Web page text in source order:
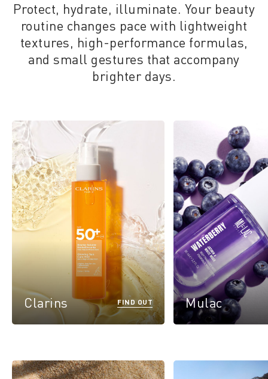
Protect, hydrate, illuminate. Your beauty
routine changes pace with lightweight
textures, high-performance formulas,
and small gestures that accompany
brighter days.
Clarins FIND OUT Mulac